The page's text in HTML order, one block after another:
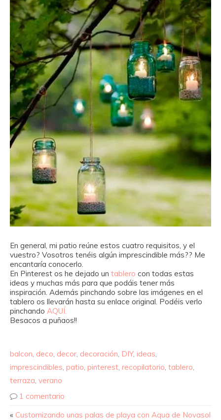
En general, mi patio reúne estos cuatro requisitos, y el
vuestro? Vosotros tenéis algún imprescindible más?? Me
encantaría conocerlo.
En Pinterest os he dejado un tablero con todas estas
ideas y muchas más para que podáis tener más
inspiración. Además pinchando sobre las imágenes en el
tablero os llevarán hasta su enlace original. Podéis verlo
pinchando AQUÍ.
Besacos a puñaos!!
balcon, deco, decor, decoración, DIY, ideas,
imprescindibles, patio, pinterest, recopilatorio, tablero,
terraza, verano
1 comentario
« Customizando unas palas de playa con Aqua de Novasol